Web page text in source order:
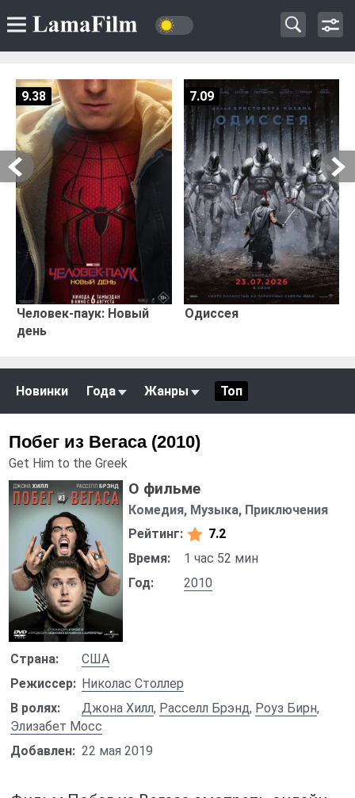
Человек-паук: Новый
день
9.38
Одиссея
7.09
Новинки Года Жанры Топ
Побег из Вегаса (2010)
Get Him to the Greek
О фильме
Комедия, Музыка, Приключения
Рейтинг:
7.2
Время:
1 час 52 мин
Год:
2010
Страна:
США
Режиссер: Николас Столлер
В ролях:
Джона Хилл, Расселл Брэнд, Роуз Бирн,
Элизабет Мосс
Добавлен: 22 мая 2019